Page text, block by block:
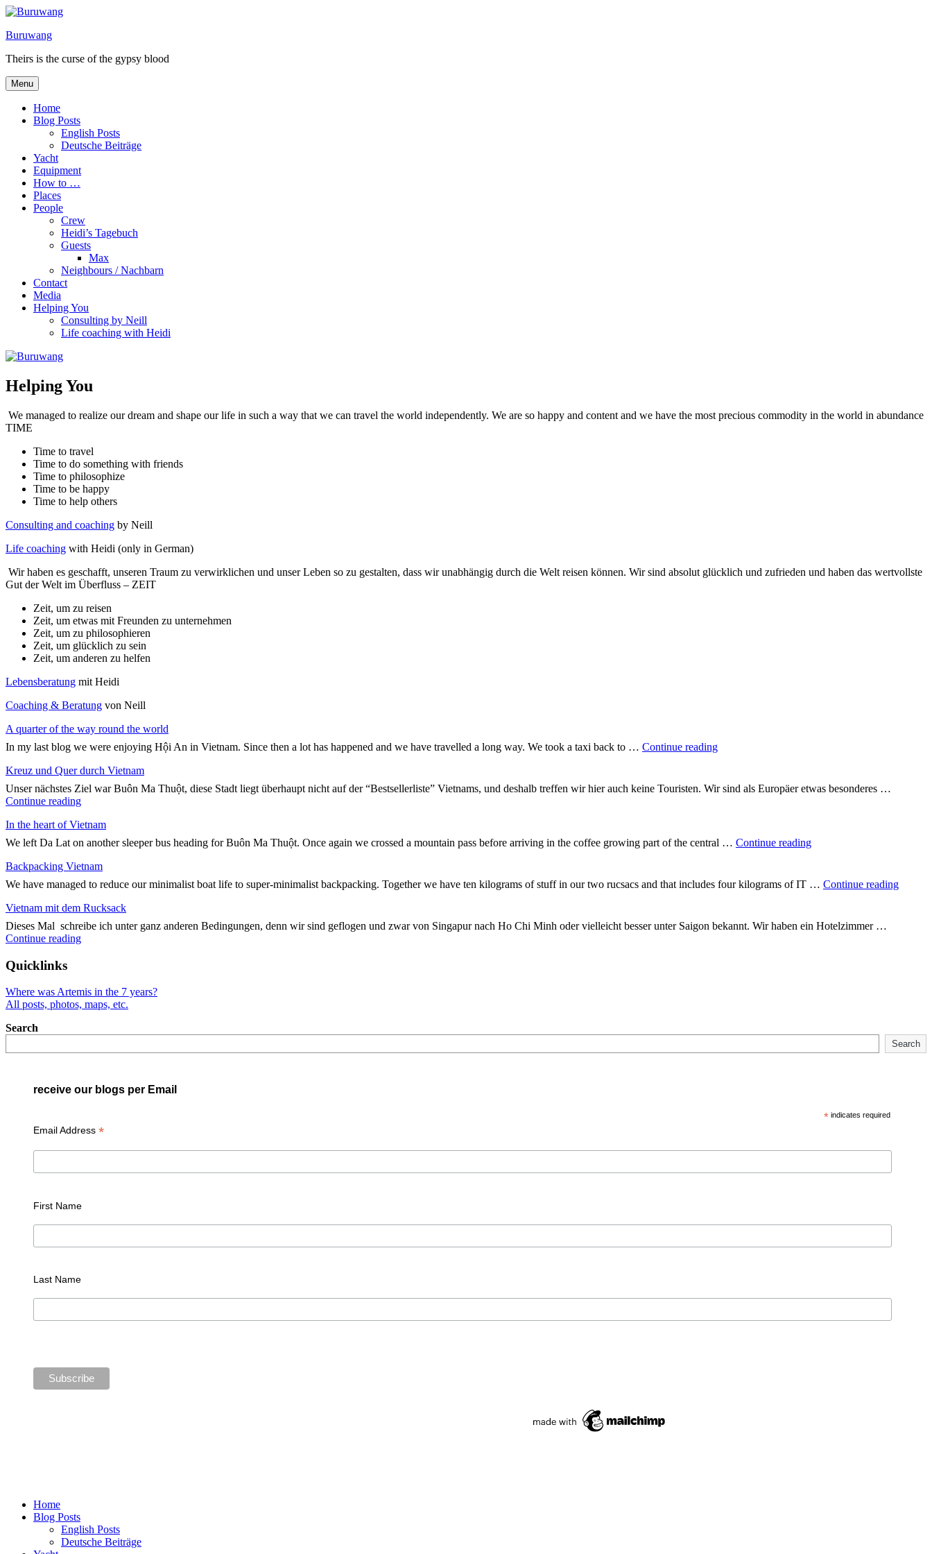
Skip
content
Buruwang
Theirs is the curse of the gypsy blood
Menu
Home
Blog Posts
English Posts
Deutsche Beiträge
Yacht
Equipment
How to …
Places
People
Crew
Heidi’s Tagebuch
Guests
Max
Neighbours / Nachbarn
Contact
Media
Helping You
Consulting by Neill
Life coaching with Heidi
Helping You
We managed to realize our dream and shape our life in such a way that we can travel the world independently. We are so happy and content and we have the most precious commodity in the world in abundance
TIME
Time to travel
Time to do something with friends
Time to philosophize
Time to be happy
Time to help others
Consulting and coaching by Neill
Life coaching with Heidi (only in German)
Wir haben es geschafft, unseren Traum zu verwirklichen und unser Leben so zu gestalten, dass wir unabhängig durch die Welt reisen können. Wir sind absolut glücklich und zufrieden und haben das wertvollste
Gut der Welt im Überfluss – ZEIT
Zeit, um zu reisen
Zeit, um etwas mit Freunden zu unternehmen
Zeit, um zu philosophieren
Zeit, um glücklich zu sein
Zeit, um anderen zu helfen
Lebensberatung mit Heidi
Coaching & Beratung von Neill
A quarter of the way round the world
In my last blog we were enjoying Hội An in Vietnam. Since then a lot has happened and we have travelled a long way. We took a taxi back to … Continue reading"A
the
way
Kreuz und Quer durch Vietnam
Unser nächstes Ziel war Buôn Ma Thuột, diese Stadt liegt überhaupt nicht auf der “Bestsellerliste” Vietnams, und deshalb treffen wir hier auch keine Touristen. Wir sind als Europäer etwas besonderes …
Continue reading"Kreuz
Quer
durch
Vietnam"
In the heart of Vietnam
We left Da Lat on another sleeper bus heading for Buôn Ma Thuột. Once again we crossed a mountain pass before arriving in the coffee growing part of the central … Continue reading"In
Vietnam"
Backpacking Vietnam
We have managed to reduce our minimalist boat life to super-minimalist backpacking. Together we have ten kilograms of stuff in our two rucsacs and that includes four kilograms of IT … Continue reading
Vietnam mit dem Rucksack
Dieses Mal schreibe ich unter ganz anderen Bedingungen, denn wir sind geflogen und zwar von Singapur nach Ho Chi Minh oder vielleicht besser unter Saigon bekannt. Wir haben ein Hotelzimmer …
Continue reading"Vietnam
Quicklinks
Where was Artemis in the 7 years?
All posts, photos, maps, etc.
Search
Search
receive our blogs per Email
* indicates required
Email Address *
First Name
Last Name
Home
Blog Posts
English Posts
Deutsche Beiträge